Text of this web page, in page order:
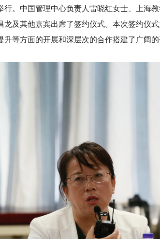
行。中国管理中心负责人雷晓红女士、上海
龙及其他嘉宾出席了签约仪式。本次签约仪
等方面的开展和深层次的合作搭建了广阔